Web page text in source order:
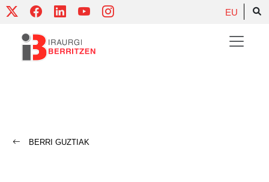
Skip
content
EU
BERRI GUZTIAK